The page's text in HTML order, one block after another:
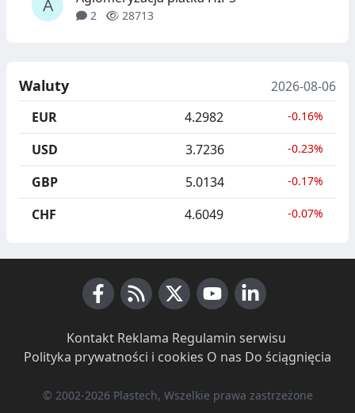
2 28713
Waluty
2026-08-06
EUR
4.2982 -0.16%
USD 3.7236 -0.23%
GBP 5.0134 -0.17%
CHF 4.6049 -0.07%
Kontakt· Reklama Regulamin serwisu
Polityka prywatności i cookies O nas Do ściągnięcia
© 2002-2026 Plastech, Wszelkie prawa zastrzeżone